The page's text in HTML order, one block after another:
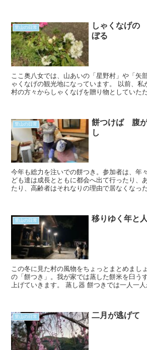
里山の日常
しゃくなげ
ぼる
ここ奥八女では、山あいの「星野村」や「矢
ゃくなげの観光地になっています。 以前、私がお世話になった矢部
村の方々からしゃくなげを贈り物としていた
里山の日常
餅つけば 腹
し
今年も総力を注いでの餅つき。参加者は、年
ども達は成長とともに都会へ出て行ったり、
たり、高齢者はそれなりの理由で居なくなったり……。
里山の日常 移りゆく年と
この冬に見た村の風物をちょっとまとめましょう。 まずは、
の「餅つき」。我が家では蒸した餅米を臼う
上げていきます。 蒸し器 餅つきでは一人一人が職人。 餅は大小様々
里山の日常 二月が逃げて